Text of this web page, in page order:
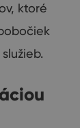
ktoré